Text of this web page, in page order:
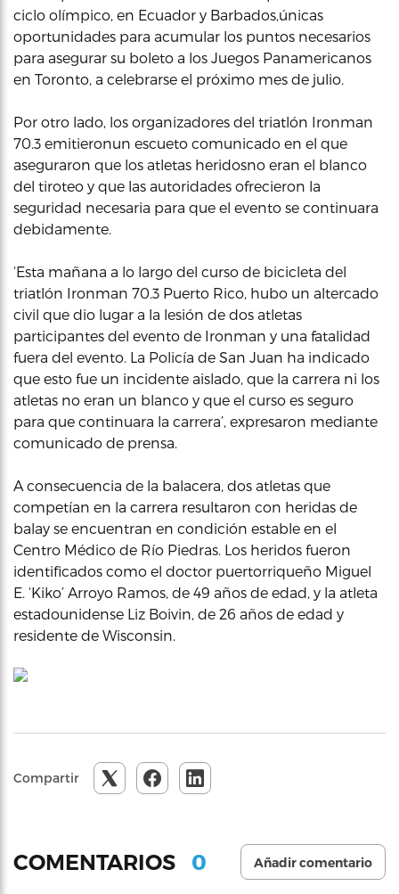
ciclo olímpico, en Ecuador y Barbados,únicas
oportunidades para acumular los puntos necesarios
para asegurar su boleto a los Juegos Panamericanos
en Toronto, a celebrarse el próximo mes de julio.
Por otro lado, los organizadores del triatlón Ironman
70.3 emitieronun escueto comunicado en el que
aseguraron que los atletas heridosno eran el blanco
del tiroteo y que las autoridades ofrecieron la
seguridad necesaria para que el evento se continuara
debidamente.
‘Esta mañana a lo largo del curso de bicicleta del
triatlón Ironman 70.3 Puerto Rico, hubo un altercado
civil que dio lugar a la lesión de dos atletas
participantes del evento de Ironman y una fatalidad
fuera del evento. La Policía de San Juan ha indicado
que esto fue un incidente aislado, que la carrera ni los
atletas no eran un blanco y que el curso es seguro
para que continuara la carrera’, expresaron mediante
comunicado de prensa.
A consecuencia de la balacera, dos atletas que
competían en la carrera resultaron con heridas de
balay se encuentran en condición estable en el
Centro Médico de Río Piedras. Los heridos fueron
identificados como el doctor puertorriqueño Miguel
E. ‘Kiko’ Arroyo Ramos, de 49 años de edad, y la atleta
estadounidense Liz Boivin, de 26 años de edad y
residente de Wisconsin.
Compartir
COMENTARIOS 0 Añadir comentario